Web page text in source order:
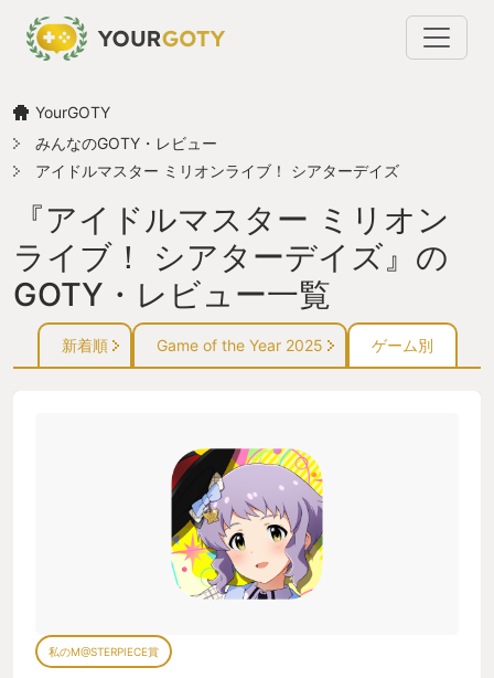
YourGOTY
みんなのGOTY・レビュー
アイドルマスター ミリオンライブ！ シアターデイズ
『アイドルマスター ミリオン
ライブ！ シアターデイズ』の
GOTY・レビュー一覧
新着順 Game of the Year 2025 ゲーム別
私のM@STERPIECE賞